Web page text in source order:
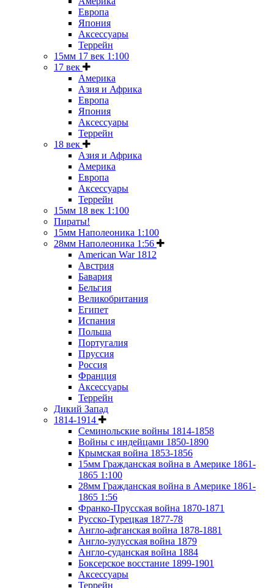
Европа
Япония
Аксессуары
Террейн
15мм 17 век 1:100
17 век
Америка
Азия и Африка
Европа
Япония
Аксессуары
Террейн
18 век
Азия и Африка
Америка
Европа
Аксессуары
Террейн
15мм 18 век 1:100
Пираты!
15мм Наполеоника 1:100
28мм Наполеоника 1:56
American War 1812
Австрия
Бавария
Бельгия
Великобритания
Египет
Испания
Польша
Португалия
Пруссия
Россия
Франция
Аксессуары
Террейн
Дикий Запад
1814-1914
Семинольские войны 1814-1858
Войны с индейцами 1850-1890
Крымская война 1853-1856
15мм Гражданская война в Америке 1861-
1865 1:100
28мм Гражданская война в Америке 1861-
1865 1:56
Франко-Прусская война 1870-1871
Русско-Турецкая 1877-78
Англо-афганская война 1878-1881
Англо-зулусская война 1879
Англо-суданская война 1884
Боксерское восстание 1899-1901
Аксессуары
Террейн